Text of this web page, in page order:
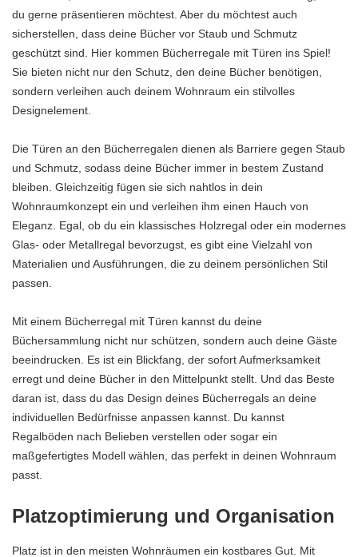
du gerne präsentieren möchtest. Aber du möchtest auch
sicherstellen, dass deine Bücher vor Staub und Schmutz
geschützt sind. Hier kommen Bücherregale mit Türen ins Spiel!
Sie bieten nicht nur den Schutz, den deine Bücher benötigen,
sondern verleihen auch deinem Wohnraum ein stilvolles
Designelement.
Die Türen an den Bücherregalen dienen als Barriere gegen Staub
und Schmutz, sodass deine Bücher immer in bestem Zustand
bleiben. Gleichzeitig fügen sie sich nahtlos in dein
Wohnraumkonzept ein und verleihen ihm einen Hauch von
Eleganz. Egal, ob du ein klassisches Holzregal oder ein modernes
Glas- oder Metallregal bevorzugst, es gibt eine Vielzahl von
Materialien und Ausführungen, die zu deinem persönlichen Stil
passen.
Mit einem Bücherregal mit Türen kannst du deine
Büchersammlung nicht nur schützen, sondern auch deine Gäste
beeindrucken. Es ist ein Blickfang, der sofort Aufmerksamkeit
erregt und deine Bücher in den Mittelpunkt stellt. Und das Beste
daran ist, dass du das Design deines Bücherregals an deine
individuellen Bedürfnisse anpassen kannst. Du kannst
Regalböden nach Belieben verstellen oder sogar ein
maßgefertigtes Modell wählen, das perfekt in deinen Wohnraum
passt.
Platzoptimierung und Organisation
Platz ist in den meisten Wohnräumen ein kostbares Gut. Mit